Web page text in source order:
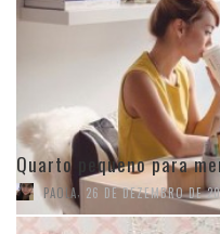
Quarto pequeno para
PAOLA, 26 DE DEZEMBRO DE